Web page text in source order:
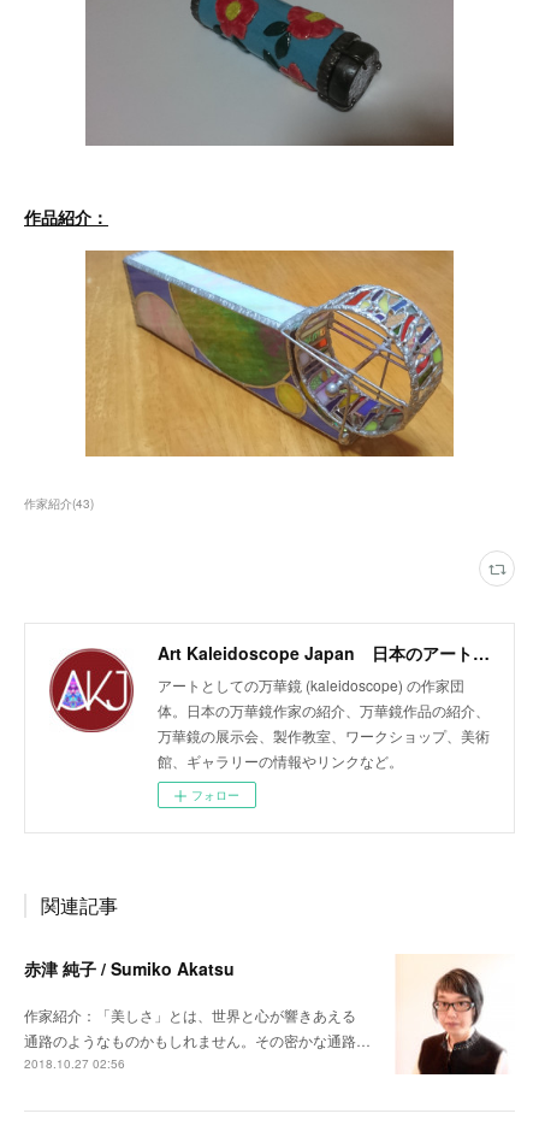
作品紹介：
作家紹介(43)
Art Kaleidoscope Japan 日本のアート万華鏡の作家団体
アートとしての万華鏡 (kaleidoscope) の作家団
体。日本の万華鏡作家の紹介、万華鏡作品の紹介、
万華鏡の展示会、製作教室、ワークショップ、美術
館、ギャラリーの情報やリンクなど。
フォロー
関連記事
赤津 純子 / Sumiko Akatsu
作家紹介：「美しさ」とは、世界と心が響きあえる
通路のようなものかもしれません。その密かな通路…
2018.10.27 02:56